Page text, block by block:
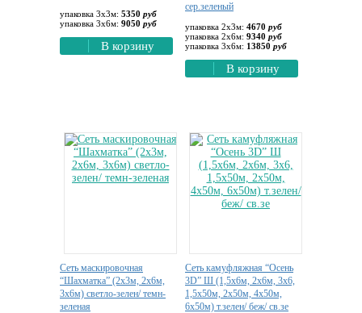
упаковка 3х3м: 5350 руб
упаковка 3х6м: 9050 руб
В корзину
сер.зеленый
упаковка 2х3м: 4670 руб
упаковка 2х6м: 9340 руб
упаковка 3х6м: 13850 руб
В корзину
Сеть маскировочная
“Шахматка” (2х3м, 2х6м,
3х6м) светло-зелен/ темн-
зеленая
Сеть камуфляжная “Осень
3D” Ш (1,5х6м, 2х6м, 3х6,
1,5х50м, 2х50м, 4х50м,
6х50м) т.зелен/ беж/ св.зе